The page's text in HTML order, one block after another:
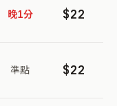
晚1分 $22
準點 $22